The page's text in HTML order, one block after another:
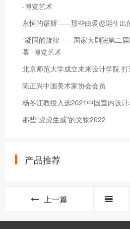
-博览艺术
永恒的谬斯——那些由爱恋诞生出
“凝固的旋律——国家大剧院第二届
幕 -博览艺术
北京师范大学成立未来设计学院
陈正兴中国美术家协会会员
杨冬江教授入选2021中国室内设
那些“虎虎生威”的文物2022
产品推荐
上一篇